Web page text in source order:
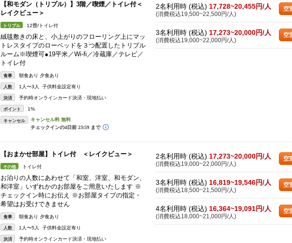
【和モダン（トリプル）】3階／喫煙／トイレ付＜
レイクビュー＞
トリプル 12畳/トイレ付
絨毯敷きの床と、小上がりのフローリング上にマッ
トレスタイプのローベッドを３つ配置したトリプル
ルーム※喫煙可●19平米／Wi-fi／冷蔵庫／テレビ／
トイレ付
食事 朝食あり 夕食あり
人数 1人〜3人 子供料金設定有り
決済 予約時オンラインカード決済・現地払い
ポイント 1%
キャンセル
2名利用時 (税込) 17,728~20,455円/人
(消費税込19,500~22,500円/人)
空
3名利用時 (税込) 17,273~20,000円/人
(消費税込19,000~22,000円/人)
空
【おまかせ部屋】トイレ付 ＜レイクビュー＞
その他 トイレ付
お泊りの人数にあわせて「和室、洋室、和モダン、
和洋室」いずれかのお部屋をご用意いたします ※
チェックイン時にお伝え ※お部屋タイプの指定・
希望はお受けできません
食事 朝食あり 夕食あり
人数 1人〜5人 子供料金設定有り
決済 予約時オンラインカード決済・現地払い
2名利用時 (税込) 17,273~20,000円/人
(消費税込19,000~22,000円/人)
空
3名利用時 (税込) 16,819~19,546円/人
(消費税込18,500~21,500円/人)
空
4名利用時 (税込) 16,364~19,091円/人
(消費税込18,000~21,000円/人)
空